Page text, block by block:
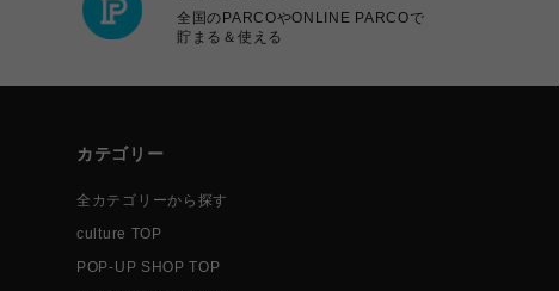
全国のPARCOやONLINE PARCOで
貯まる＆使える
カテゴリー
全カテゴリーから探す
culture TOP
POP-UP SHOP TOP